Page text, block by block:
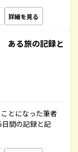
詳細を見る
ある旅の記録と
とになった筆者
間の記録と記